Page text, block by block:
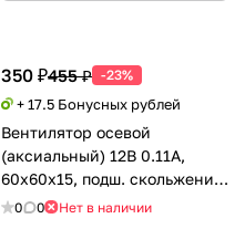
350 ₽455 ₽ -23%
+ 17.5 Бонусных рублей
Вентилятор осевой
(аксиальный) 12В 0.11А,
60х60х15, подш. скольжения,
Tidar
0 0 Нет в наличии